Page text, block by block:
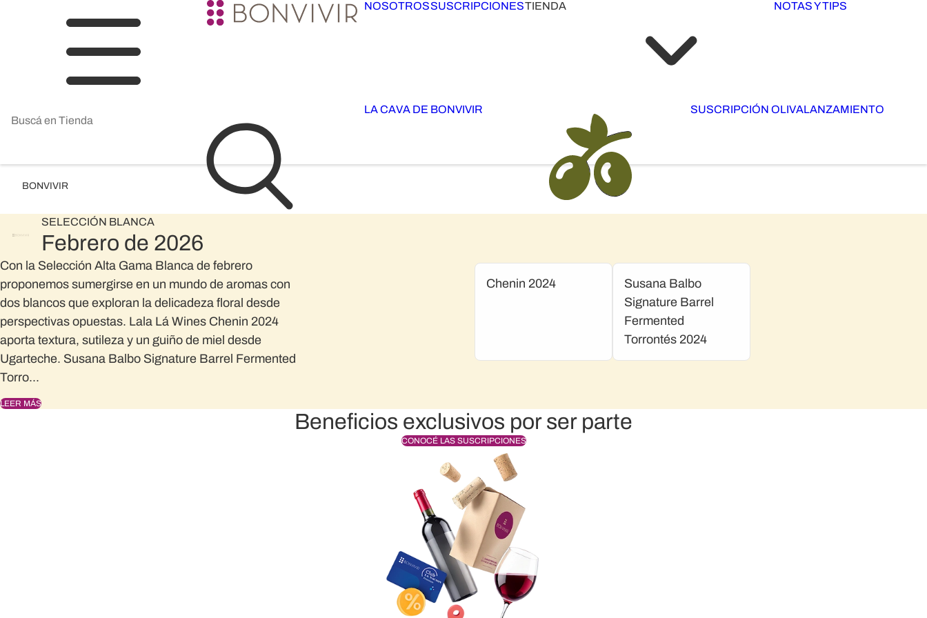
NOSOTROSSUSCRIPCIONESTIENDA NOTAS Y TIPS
LA CAVA DE BONVIVIR SUSCRIPCIÓN OLIVALANZAMIENTO
BONVIVIR
SELECCIÓN BLANCA
Febrero de 2026
Con la Selección Alta Gama Blanca de febrero
proponemos sumergirse en un mundo de aromas con
dos blancos que exploran la delicadeza floral desde
perspectivas opuestas. Lala Lá Wines Chenin 2024
aporta textura, sutileza y un guiño de miel desde
Ugarteche. Susana Balbo Signature Barrel Fermented
Torro...
LEER MÁS
Chenin 2024
Susana Balbo
Signature Barrel
Fermented
Torrontés 2024
Beneficios exclusivos por ser parte
CONOCÉ LAS SUSCRIPCIONES